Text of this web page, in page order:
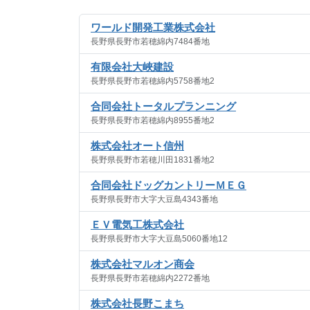
ワールド開発工業株式会社
長野県長野市若穂綿内7484番地
有限会社大峽建設
長野県長野市若穂綿内5758番地2
合同会社トータルプランニング
長野県長野市若穂綿内8955番地2
株式会社オート信州
長野県長野市若穂川田1831番地2
合同会社ドッグカントリーＭＥＧ
長野県長野市大字大豆島4343番地
ＥＶ電気工株式会社
長野県長野市大字大豆島5060番地12
株式会社マルオン商会
長野県長野市若穂綿内2272番地
株式会社長野こまち